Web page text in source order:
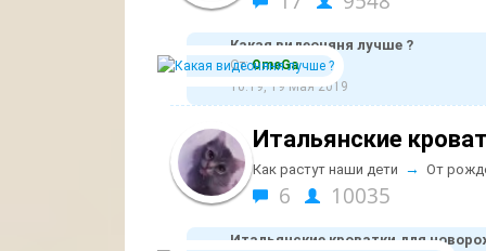
Какая видеоняня лучше ?
От:ОmeGa
10:19, 19 Мая 2019
Итальянские
Как растут наши дети → От
6 10035
Итальянские кроватки для